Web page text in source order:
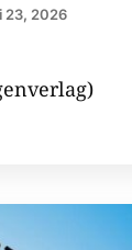
23, 2026